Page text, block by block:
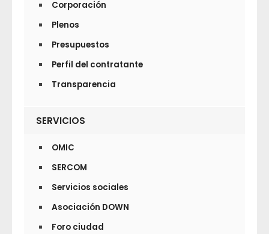
Corporación
Plenos
Presupuestos
Perfil del contratante
Transparencia
SERVICIOS
OMIC
SERCOM
Servicios sociales
Asociación DOWN
Foro ciudad